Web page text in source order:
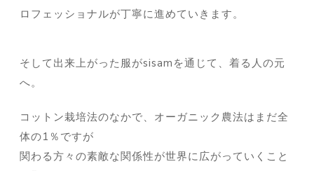
ロフェッショナルが丁寧に進めていきます。
そして出来上がった服がsisamを通じて、着る人の元
へ。
コットン栽培法のなかで、オーガニック農法はまだ全
体の1％ですが
関わる方々の素敵な関係性が世界に広がっていくこと